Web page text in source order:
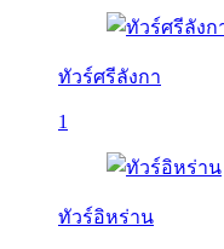
ทัวร์ศรีลังกา
1
ทัวร์อิหร่าน